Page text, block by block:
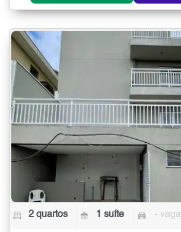
2 quartos 1 suíte - vaga